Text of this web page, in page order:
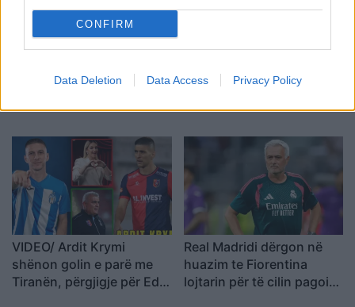
CONFIRM
Data Deletion Data Access Privacy Policy
i Juventusit përgëzon në
herë të parë në histori
VIDEO/ Ardit Krymi
shënon golin e parë me
Tiranën, përgjigje për Edi
Real Madridi dërgon në
huazim te Fiorentina
lojtarin për të cilin pagoi